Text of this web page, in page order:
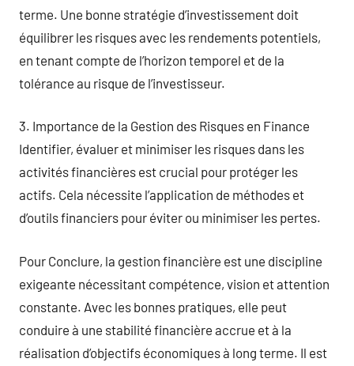
terme. Une bonne stratégie d’investissement doit
équilibrer les risques avec les rendements potentiels,
en tenant compte de l’horizon temporel et de la
tolérance au risque de l’investisseur.
3. Importance de la Gestion des Risques en Finance
Identifier, évaluer et minimiser les risques dans les
activités financières est crucial pour protéger les
actifs. Cela nécessite l’application de méthodes et
d’outils financiers pour éviter ou minimiser les pertes.
Pour Conclure, la gestion financière est une discipline
exigeante nécessitant compétence, vision et attention
constante. Avec les bonnes pratiques, elle peut
conduire à une stabilité financière accrue et à la
réalisation d’objectifs économiques à long terme. Il est